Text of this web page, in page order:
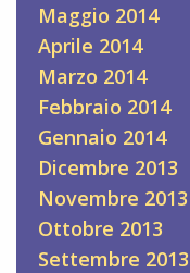
Maggio 2014
Aprile 2014
Marzo 2014
Febbraio 2014
Gennaio 2014
Dicembre 2013
Novembre 2013
Ottobre 2013
Settembre 2013